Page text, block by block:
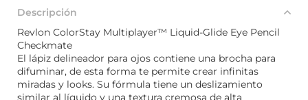
Descripción
Revlon ColorStay Multiplayer™ Liquid-Glide Eye Pencil
Checkmate
El lápiz delineador para ojos contiene una brocha para
difuminar, de esta forma te permite crear infinitas
miradas y looks. Su fórmula tiene un deslizamiento
similar al líquido y una textura cremosa de alta